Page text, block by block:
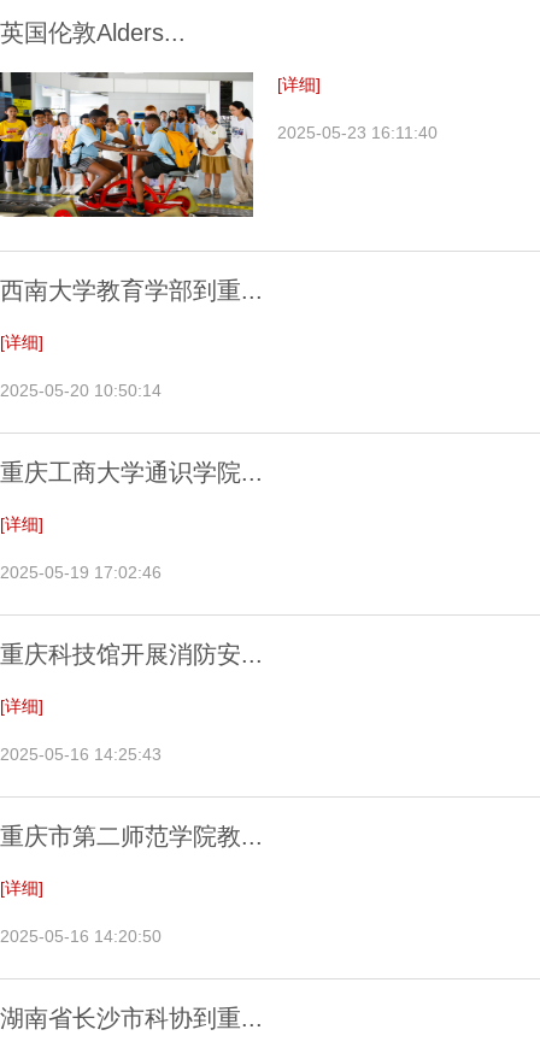
英国伦敦Alders...
[详细]
2025-05-23 16:11:40
西南大学教育学部到重...
[详细]
2025-05-20 10:50:14
重庆工商大学通识学院...
[详细]
2025-05-19 17:02:46
重庆科技馆开展消防安...
[详细]
2025-05-16 14:25:43
重庆市第二师范学院教...
[详细]
2025-05-16 14:20:50
湖南省长沙市科协到重...